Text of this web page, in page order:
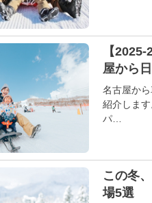
【
屋から
名古屋か
紹介しま
パ…
この冬
場5選